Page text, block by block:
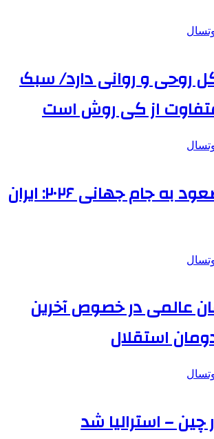
روحی و روانی دارد/ سبک
از کی روش است
یک امتیاز تا صعود به جام جهانی ۲۰۲۶: ایران
عالمی در خصوص آخرین
استقلال
چین – استرالیا شد